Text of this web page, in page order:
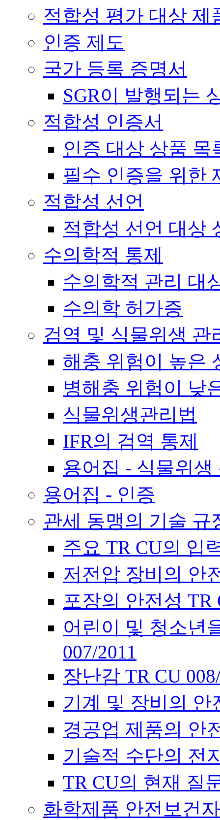
적합성 평가 대상 제
인증 제도
국가 등록 증명서
SGR이 발행되는
적합성 인증서
인증 대상 상품 목
필수 인증을 위한
적합성 선언
적합성 선언 대상
수의학적 통제
수의학적 관리 대
수의학 허가증
검역 및 식물위생 관
해충 위험이 높은
병해충 위험이 낮
식물위생관리법
IFR의 검역 통제
용어집 - 식물위생
용어집 - 인증
관세 동맹의 기술 규
주요 TR CU의 입
저전압 장비의 안
포장의 안전성 TR
어린이 및 청소년
007/2011
장난감 TR CU
기계 및 장비의 안
경공업 제품의 안
기술적 수단의 전
TR CU의 현재 질
화학제품 안전보건